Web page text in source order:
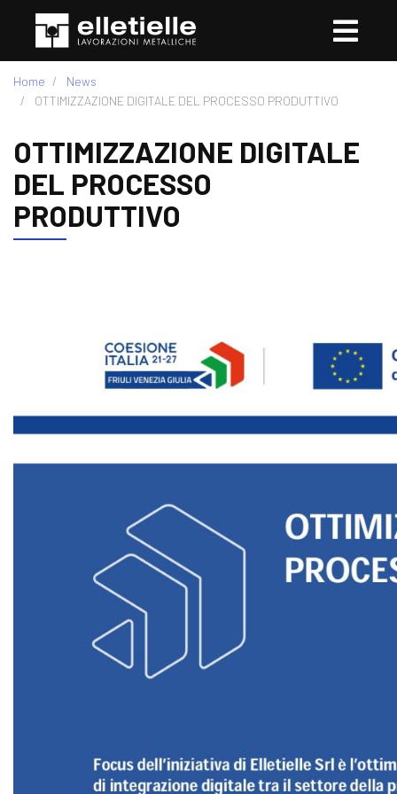
Home
News
OTTIMIZZAZIONE DIGITALE DEL PROCESSO PRODUTTIVO
OTTIMIZZAZIONE DIGITALE
DEL PROCESSO
PRODUTTIVO